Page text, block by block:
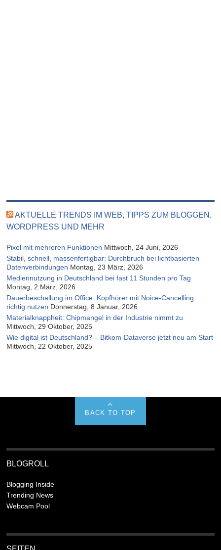
AKTUELLE TRENDS IM WEB, TIPPS ZUM BLOGGEN,
WORDPRESS UND MEHR
Pixel mit mehreren Funktionen Mittwoch, 24 Juni, 2026
Stabil, schnell, massenfertigbar: Durchbruch bei lichtbasierten
Datenverbindungen Montag, 23 März, 2026
Mediennutzung in Deutschland bei fast 11 Stunden pro Tag
Montag, 2 März, 2026
Dauerbeschallung im Office: Kopfhörer mit Noice-Cancelling
richtig nutzen Donnerstag, 8 Januar, 2026
Materialknappheit: Chipmangel in der Industrie nimmt zu
Mittwoch, 29 Oktober, 2025
Wie digital ist Deutschland? – Bitkom-Dataverse jetzt neu am Start
Mittwoch, 22 Oktober, 2025
BACK TO TOP
BLOGROLL
Blogging Inside
Trending News
Webcam Pool